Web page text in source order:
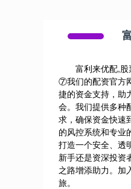
富利来优配,
⑦我们的配资官方
捷的资金支持，助
会。我们提供多种
求，确保资金快速
的风控系统和专业
打造一个安全、透
新手还是资深投资
之路增添助力。加
旅。